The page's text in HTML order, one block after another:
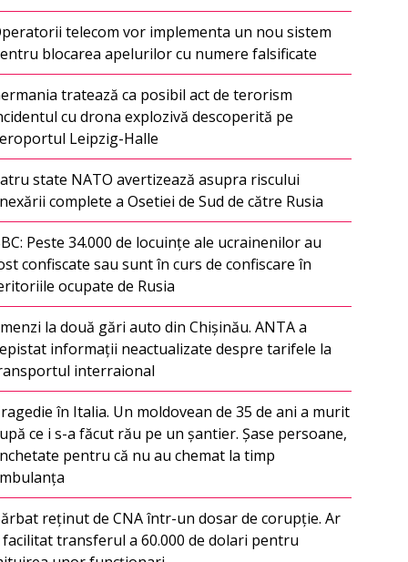
telecom vor implementa un nou sistem
blocarea apelurilor cu numere falsificate
tratează ca posibil act de terorism
cu drona explozivă descoperită pe
Leipzig-Halle
state NATO avertizează asupra riscului
complete a Osetiei de Sud de către Rusia
Peste 34.000 de locuințe ale ucrainenilor au
confiscate sau sunt în curs de confiscare în
ocupate de Rusia
la două gări auto din Chișinău. ANTA a
informații neactualizate despre tarifele la
interraional
în Italia. Un moldovean de 35 de ani a murit
ce i s-a făcut rău pe un șantier. Șase persoane,
pentru că nu au chemat la timp
reținut de CNA într-un dosar de corupție. Ar
transferul a 60.000 de dolari pentru